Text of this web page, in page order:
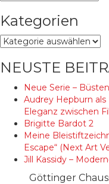
Kategorien
Kategorien
NEUSTE
Neue Serie –
Audrey Hepburn
Eleganz zwischen
Brigitte Bardot 2
Meine
Escape“ (Next Art
Jill Kassidy –
Göttinger